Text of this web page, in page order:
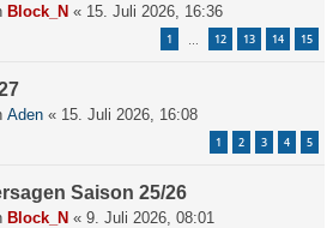
Block_N « 15. Juli 2026, 16:36
1 12 13 14 15
Aden « 15. Juli 2026, 16:08
1 2 3 4 5
Saison 25/26
Block_N « 9. Juli 2026, 08:01